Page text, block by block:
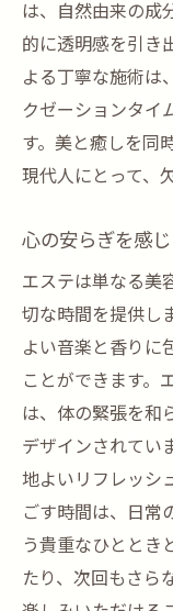
は、自然由来の成
的に透明感を引き
よる丁寧な施術は
クゼーションタイ
す。美と癒しを同
現代人にとって、
心の安らぎを感
エステは単なる美
切な時間を提供し
よい音楽と香りに
ことができます。
は、体の緊張を和
デザインされてい
地よいリフレッシ
ごす時間は、日常
う貴重なひととき
たり、次回もさら